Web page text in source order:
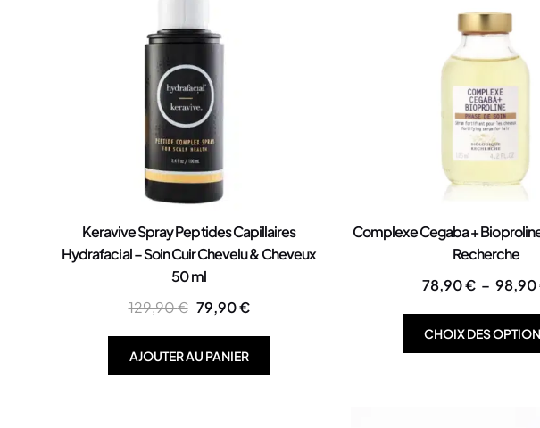
Keravive Spray Peptides Capillaires
Hydrafacial – Soin Cuir Chevelu & Cheveux
50 ml
129,90€ 79,90€
AJOUTER AU PANIER
Complexe Cegaba +
Recherche
78,90€ – 98,90
CHOIX DES